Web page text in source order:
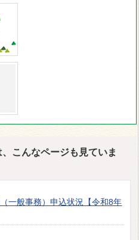
こんなページも見ていま
一般事務）申込状況【令和8年